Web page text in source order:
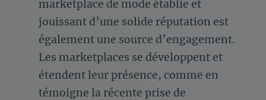
marketplace de mode établie et
jouissant d’une solide réputation est
également une source d’engagement.
Les marketplaces se développent et
étendent leur présence, comme en
témoigne la récente prise de